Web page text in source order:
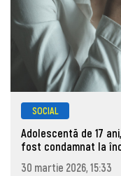
SOCIAL
Adolescentă de 17
fost condamnat la
30 martie 2026, 15:33